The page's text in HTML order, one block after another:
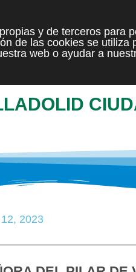
2023
y de terceros para
de las cookies se utiliza
web o ayudar a